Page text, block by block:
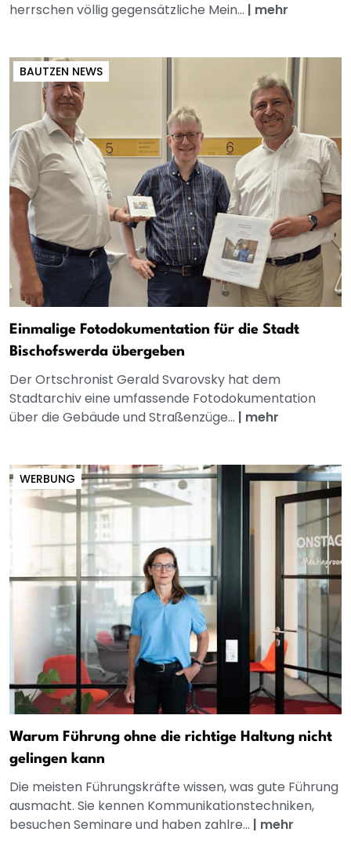
herrschen völlig gegensätzliche Mein... | mehr
BAUTZEN NEWS
Einmalige Fotodokumentation für die Stadt
Bischofswerda übergeben
Der Ortschronist Gerald Svarovsky hat dem
Stadtarchiv eine umfassende Fotodokumentation
über die Gebäude und Straßenzüge... | mehr
WERBUNG
Warum Führung ohne die richtige Haltung nicht
gelingen kann
Die meisten Führungskräfte wissen, was gute Führung
ausmacht. Sie kennen Kommunikationstechniken,
besuchen Seminare und haben zahlre... | mehr